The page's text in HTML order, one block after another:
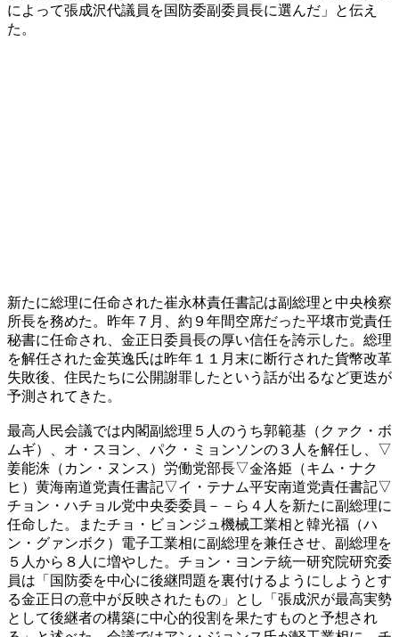
によって張成沢代議員を国防委副委員長に選んだ」と伝え
た。
新たに総理に任命された崔永林責任書記は副総理と中央検察
所長を務めた。昨年７月、約９年間空席だった平壌市党責任
秘書に任命され、金正日委員長の厚い信任を誇示した。総理
を解任された金英逸氏は昨年１１月末に断行された貨幣改革
失敗後、住民たちに公開謝罪したという話が出るなど更迭が
予測されてきた。
最高人民会議では内閣副総理５人のうち郭範基（クァク・ボ
ムギ）、オ・スヨン、パク・ミョンソンの３人を解任し、▽
姜能洙（カン・ヌンス）労働党部長▽金洛姫（キム・ナク
ヒ）黄海南道党責任書記▽イ・テナム平安南道党責任書記▽
チョン・ハチョル党中央委委員－－ら４人を新たに副総理に
任命した。またチョ・ビョンジュ機械工業相と韓光福（ハ
ン・グァンボク）電子工業相に副総理を兼任させ、副総理を
５人から８人に増やした。チョン・ヨンテ統一研究院研究委
員は「国防委を中心に後継問題を裏付けるようにしようとす
る金正日の意中が反映されたもの」とし「張成沢が最高実勢
として後継者の構築に中心的役割を果たすものと予想され